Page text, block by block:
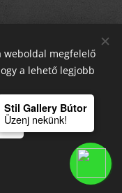
weboldal megfelelő
a lehető legjobb
Stil Gallery Bútor
Üzenj nekünk!